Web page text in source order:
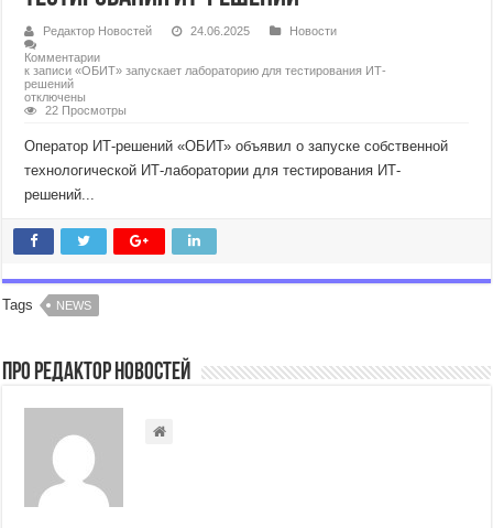
Редактор Новостей 24.06.2025
Новости
Комментарии
к записи «ОБИТ» запускает лабораторию для тестирования ИТ-
решений
отключены
22 Просмотры
Оператор ИТ-решений «ОБИТ» объявил о запуске собственной
технологической ИТ-лаборатории для тестирования ИТ-
решений...
Tags NEWS
Про Редактор Новостей